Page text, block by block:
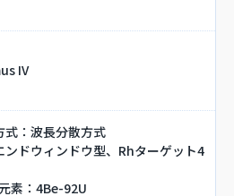
IV
式：波長分散方式
ンドウィンドウ型、Rhターゲット4
素：4Be-92U